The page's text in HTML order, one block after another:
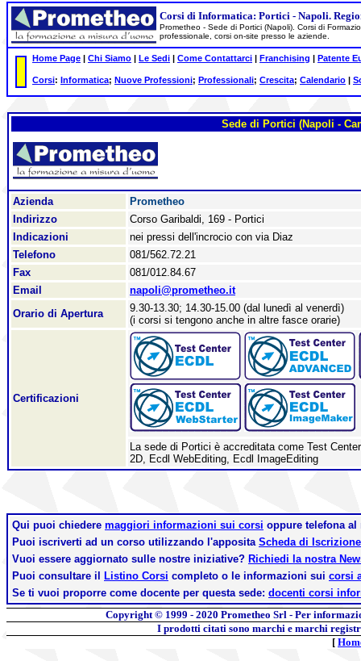
Corsi di Informatica: Portici - Napoli.
Prometheo - Sede di Portici (Napoli). Corsi di
professionale, corsi on-site presso le aziende.
Home Page | Chi Siamo | Le Sedi | Come Contattarci | Franchising | Patente
Corsi: Informatica; Nuove Professioni; Professionali; Crescita; Calendario |
Sede di Portici (Napoli -
Azienda
Prometheo
Indirizzo
Corso Garibaldi, 169 - Portici
Indicazioni
nei pressi dell'incrocio con via Diaz
Telefono
081/562.72.21
Fax
081/012.84.67
Email
napoli@prometheo.it
Orario di Apertura
9.30-13.30; 14.30-15.00 (dal lunedì al venerdì)
(i corsi si tengono anche in altre fasce orarie)
Certificazioni
La sede di Portici è accreditata come Test
2D, Ecdl WebEditing, Ecdl ImageEditing
Qui puoi chiedere maggiori informazioni sui corsi oppure telefona
Puoi iscriverti ad un corso utilizzando l'apposita Scheda di Iscrizione
Vuoi essere aggiornato sulle nostre iniziative? Richiedi la nostra
Puoi consultare il
Listino Corsi completo o le informazioni sui corsi
Se ti vuoi proporre come docente per questa sede: docenti corsi
Copyright © 1999 - 2020 Prometheo Srl - Per
I prodotti citati sono marchi e marchi
[